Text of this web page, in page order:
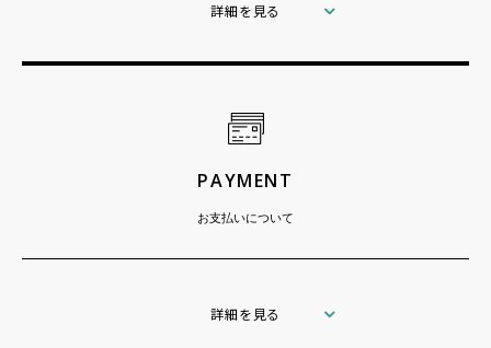
詳細を見る
PAYMENT
お支払いについて
詳細を見る